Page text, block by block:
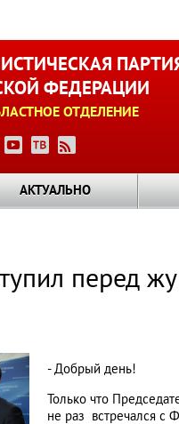
ФЕДЕРАЦИИ
ОТДЕЛЕНИЕ
АКТУАЛЬНО
перед
- Добрый день!
Только что
не раз встречался с